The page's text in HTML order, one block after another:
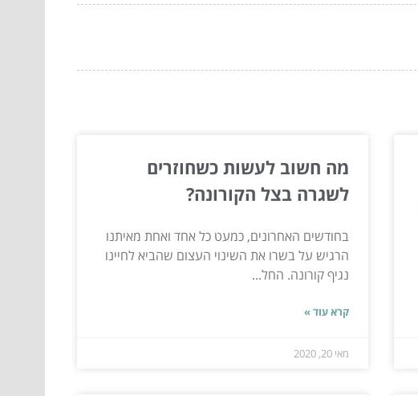
מה חשוב לעשות כשחוזרים
לשגרה בצל הקורונה?
בחודשים האחרונים, כמעט כל אחד ואחת מאיתנו
הרגיש על בשרו את השינוי העצום שהביא לחיינו
נגיף קורונה. החל...
קרא עוד »
מאי 20, 2020